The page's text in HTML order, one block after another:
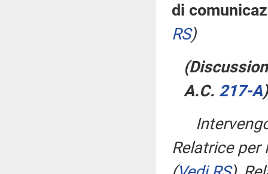
di
RS)
A.C. 217-A​)
Relatrice